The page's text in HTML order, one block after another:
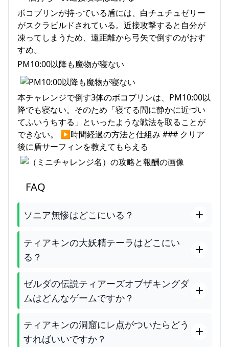
ボコブリンが持っている盾には、白チュチュゼリー
がスクラビルドされている。近接攻撃すると自分が
凍ってしまうため、遠距離から弓矢で倒すのがおす
すめ。
PM10:00以降も魔物が寝ない
本チャレンジで倒す3体のボコブリンは、PM10:00以
降でも寝ない。そのため「寝てる間に静かに近づい
てふいうちする」といったような戦法を取ることが
できない。 ▶時間経過の方法と仕組み ### クリア
後に盾サーフィンを教えてもらえる
FAQ
ソニア無惨はどこにいる？
ティアキンの大妖精テーラはどこにい
る？
ゼルダの伝説ティアーズオブザキングダ
ムはどんなゲームですか？
ティアキンの洞窟にレ点がついたらどう
すればいいですか？